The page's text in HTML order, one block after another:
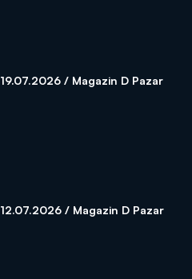
19.07.2026 / Magazin D Pazar
12.07.2026 / Magazin D Pazar